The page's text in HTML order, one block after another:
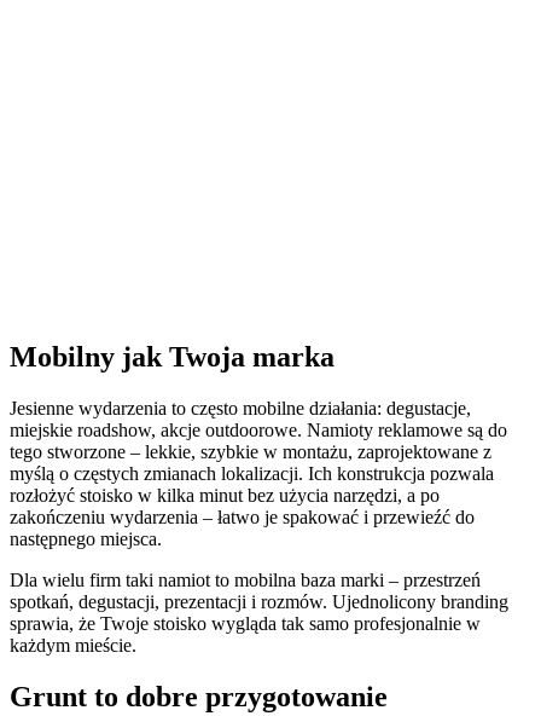
Mobilny jak Twoja marka
Jesienne wydarzenia to często mobilne działania: degustacje,
miejskie roadshow, akcje outdoorowe. Namioty reklamowe są do
tego stworzone – lekkie, szybkie w montażu, zaprojektowane z
myślą o częstych zmianach lokalizacji. Ich konstrukcja pozwala
rozłożyć stoisko w kilka minut bez użycia narzędzi, a po
zakończeniu wydarzenia – łatwo je spakować i przewieźć do
następnego miejsca.
Dla wielu firm taki namiot to mobilna baza marki – przestrzeń
spotkań, degustacji, prezentacji i rozmów. Ujednolicony branding
sprawia, że Twoje stoisko wygląda tak samo profesjonalnie w
każdym mieście.
Grunt to dobre przygotowanie